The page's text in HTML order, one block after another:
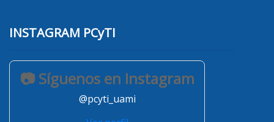
INSTAGRAM PCyTI
📷 Síguenos en Instagram
@pcyti_uami